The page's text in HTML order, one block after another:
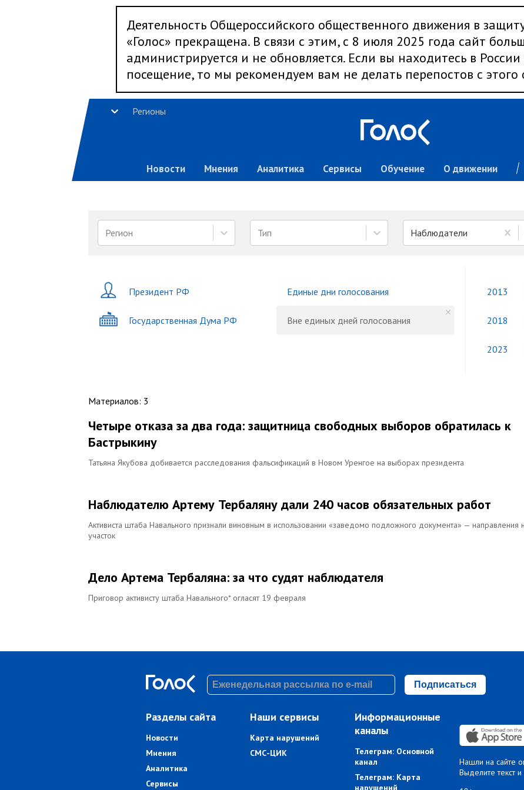
Деятельность Общероссийского общественного движения в
«Голос» прекращена. В связи с этим, с 8 июля 2025 года сайт
администрируется и не обновляется. Если вы находитесь в
посещение, то мы рекомендуем вам не делать перепостов с этого
Регионы
Новости Мнения Аналитика Сервисы Обучение О движении
Регион Тип Наблюдатели
Президент РФ
Государственная Дума РФ
Единые дни голосования
Вне единых дней голосования
2013
2018
2023
Материалов: 3
Четыре отказа за два года: защитница свободных выборов обратилась к
Бастрыкину
Татьяна Якубова добивается расследования фальсификаций в Новом Уренгое на выборах президента
Наблюдателю Артему Тербаляну дали 240 часов обязательных работ
Активиста штаба Навального признали виновным в использовании «заведомо подложного документа» — направления
участок
Дело Артема Тербаляна: за что судят наблюдателя
Приговор активисту штаба Навального* огласят 19 февраля
Подписаться
Разделы сайта
Новости
Мнения
Аналитика
Сервисы
Наши сервисы
Карта нарушений
СМС-ЦИК
Информационные
каналы
Телеграм: Основной
канал
Телеграм: Карта
нарушений
Нашли на сайте
Выделите текст